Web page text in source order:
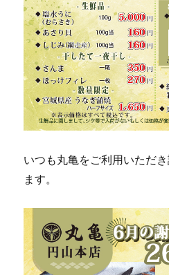
いつも丸亀をご利用いただ
ます。